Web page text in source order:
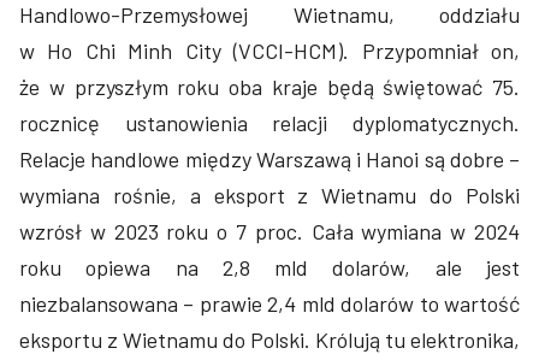
Handlowo-Przemysłowej Wietnamu, oddziału
w Ho Chi Minh City (VCCI-HCM). Przypomniał on,
że w przyszłym roku oba kraje będą świętować 75.
rocznicę ustanowienia relacji dyplomatycznych.
Relacje handlowe między Warszawą i Hanoi są dobre –
wymiana rośnie, a eksport z Wietnamu do Polski
wzrósł w 2023 roku o 7 proc. Cała wymiana w 2024
roku opiewa na 2,8 mld dolarów, ale jest
niezbalansowana – prawie 2,4 mld dolarów to wartość
eksportu z Wietnamu do Polski. Królują tu elektronika,